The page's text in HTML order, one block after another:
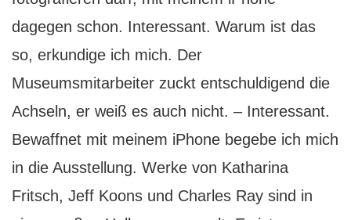
dagegen schon. Interessant. Warum ist das
so, erkundige ich mich. Der
Museumsmitarbeiter zuckt entschuldigend die
Achseln, er weiß es auch nicht. – Interessant.
Bewaffnet mit meinem iPhone begebe ich mich
in die Ausstellung. Werke von Katharina
Fritsch, Jeff Koons und Charles Ray sind in